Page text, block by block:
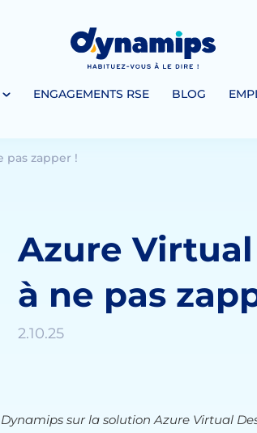
ENGAGEMENTS RSE BLOG
pas zapper !
Azure
à ne pas
2.10.25
sur la solution Azure Virtual